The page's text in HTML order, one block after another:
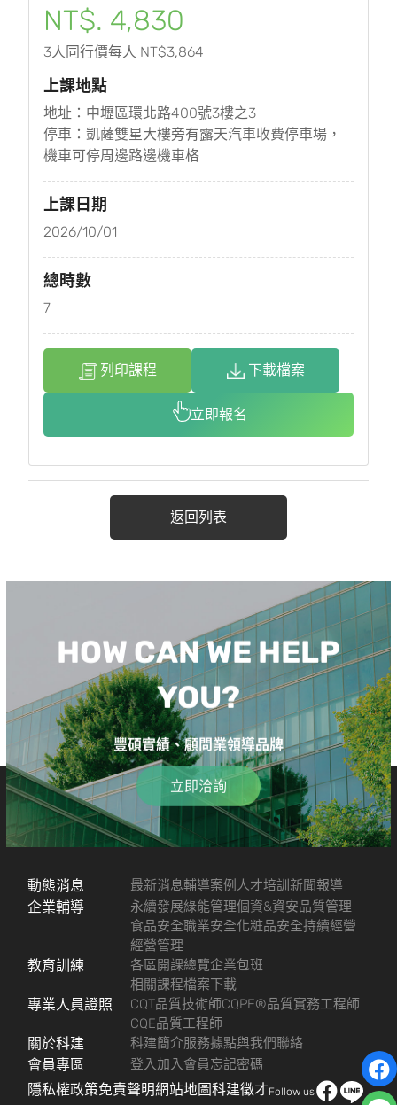
NT$. 4,830
3人同行價每人 NT$3,864
上課地點
地址：中壢區環北路400號3樓之3
停車：凱薩雙星大樓旁有露天汽車收費停車場，
機車可停周邊路邊機車格
上課日期
2026/10/01
總時數
7
列印課程 下載檔案
立即報名
返回列表
HOW CAN WE HELP
YOU?
豐碩實績、顧問業領導品牌
立即洽詢
動態消息 最新消息輔導案例 人才培訓新聞報導
企業輔導 永續發展綠能管理個資&資安品質管理
食品安全職業安全化粧品安全持續經營
經營管理
教育訓練 各區開課總覽企業包班
相關課程檔案下載
專業人員證照 CQT品質技術師CQPE®品質實務工程師
CQE品質工程師
關於科建 科建簡介服務據點與我們聯絡
會員專區 登入加入會員忘記密碼
隱私權政策免責聲明網站地圖科建徵才Follow us